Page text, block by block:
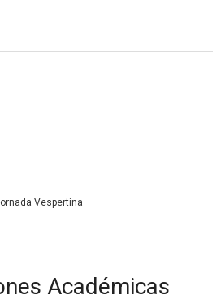
Vespertina
Académicas